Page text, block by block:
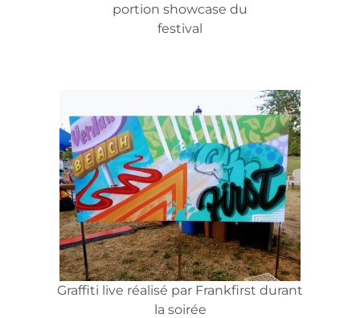
portion showcase du
festival
Graffiti live réalisé par Frankfirst durant
la soirée